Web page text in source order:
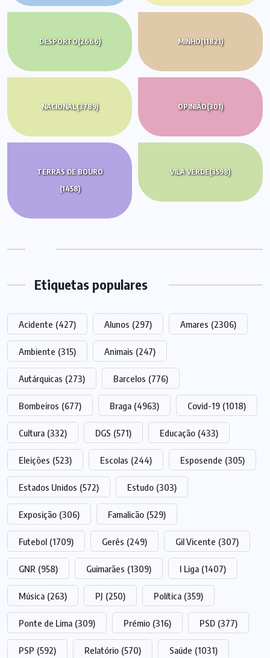
DESPORTO(2666) MINHO(11821)
NACIONAL(3789) OPINIÃO(301)
TERRAS DE BOURO
(1458)
VILA VERDE(3598)
Etiquetas populares
Acidente (427) Alunos (297) Amares (2306)
Ambiente (315) Animais (247)
Autárquicas (273) Barcelos (776)
Bombeiros (677) Braga (4963) Covid-19 (1018)
Cultura (332) DGS (571) Educação (433)
Eleições (523) Escolas (244) Esposende (305)
Estados Unidos (572) Estudo (303)
Exposição (306) Famalicão (529)
Futebol (1709) Gerês (249) Gil Vicente (307)
GNR (958) Guimarães (1309) I Liga (1407)
Música (263) PJ (250) Política (359)
Ponte de Lima (309) Prémio (316) PSD (377)
PSP (592) Relatório (570) Saúde (1031)